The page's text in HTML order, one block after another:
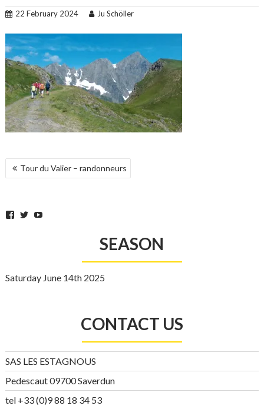
22 February 2024 Ju Schöller
POST
NAVIGATION
Tour du Valier – randonneurs
Facebook
TwitterYouTube
SEASON
Saturday June 14th 2025
CONTACT US
SAS LES ESTAGNOUS
Pedescaut 09700 Saverdun
tel +33 (0)9 88 18 34 53